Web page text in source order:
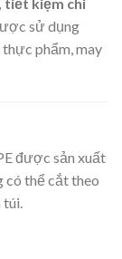
sử dụng
phẩm, may
được sản xuất
có thể cắt theo